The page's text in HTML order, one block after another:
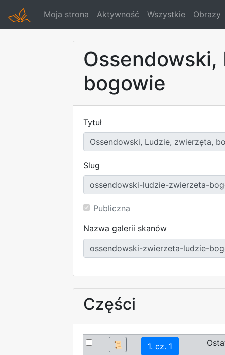
Moja strona Aktywność Wszystkie Obrazy
bogowie
Tytuł
Slug
Publiczna
Nazwa galerii skanów
Części
📜 1. cz. 1